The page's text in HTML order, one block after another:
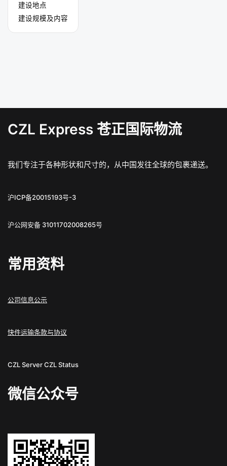
建设地点
建设规模及内容
CZL Express 苍正国际物流
我们专注于各种形状和尺寸的，从中国发往全球的包裹递送。
沪ICP备20015193号-3
沪公网安备 31011702008265号
常用资料
公司信息公示
快件运输条款与协议
CZL ServerCZL Status
微信公众号